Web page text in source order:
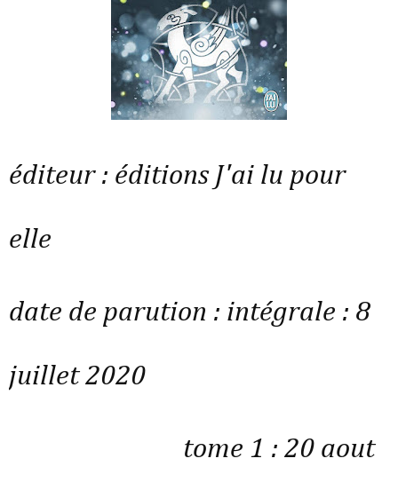
éditeur : éditions J'ai lu pour
elle
date de parution : intégrale : 8
juillet 2020
tome 1 : 20 aout